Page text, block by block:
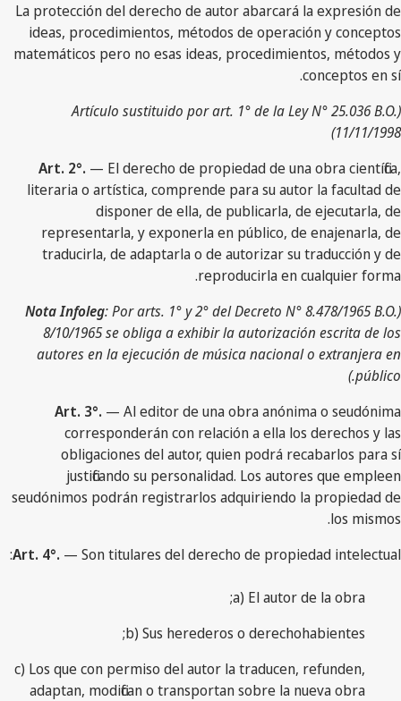
La protección del derecho de autor abarcará la expresión de
ideas, procedimientos, métodos de operación y conceptos
matemáticos pero no esas ideas, procedimientos, métodos y
conceptos en sí.
(Artículo sustituido por art. 1° de la Ley N° 25.036 B.O.
11/11/1998)
Art. 2°. — El derecho de propiedad de una obra científica,
literaria o artística, comprende para su autor la facultad de
disponer de ella, de publicarla, de ejecutarla, de
representarla, y exponerla en público, de enajenarla, de
traducirla, de adaptarla o de autorizar su traducción y de
reproducirla en cualquier forma.
(
Nota Infoleg: Por arts. 1° y 2° del Decreto N° 8.478/1965 B.O.
8/10/1965 se obliga a exhibir la autorización escrita de los
autores en la ejecución de música nacional o extranjera en
público.)
Art. 3°. — Al editor de una obra anónima o seudónima
corresponderán con relación a ella los derechos y las
obligaciones del autor, quien podrá recabarlos para sí
justificando su personalidad. Los autores que empleen
seudónimos podrán registrarlos adquiriendo la propiedad de
los mismos.
Art. 4°. — Son titulares del derecho de propiedad intelectual:
a) El autor de la obra;
b) Sus herederos o derechohabientes;
c) Los que con permiso del autor la traducen, refunden,
adaptan, modifican o transportan sobre la nueva obra